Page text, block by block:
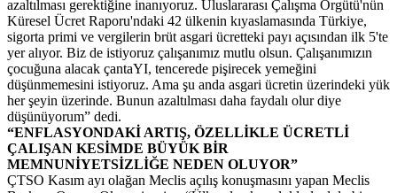
azaltılması gerektiğine inanıyoruz. Uluslararası Çalışma Örgütü'nün
Küresel Ücret Raporu'ndaki 42 ülkenin kıyaslamasında Türkiye,
sigorta primi ve vergilerin brüt asgari ücretteki payı açısından ilk 5'te
yer alıyor. Biz de istiyoruz çalışanımız mutlu olsun. Çalışanımızın
çocuğuna alacak çantaYI, tencerede pişirecek yemeğini
düşünmemesini istiyoruz. Ama şu anda asgari ücretin üzerindeki yük
her şeyin üzerinde. Bunun azaltılması daha faydalı olur diye
düşünüyorum” dedi.
“ENFLASYONDAKİ ARTIŞ, ÖZELLİKLE ÜCRETLİ
ÇALIŞAN KESİMDE BÜYÜK BİR
MEMNUNİYETSİZLİĞE NEDEN OLUYOR”
ÇTSO Kasım ayı olağan Meclis açılış konuşmasını yapan Meclis